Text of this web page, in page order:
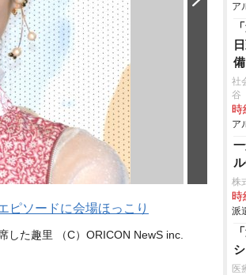
ソードに会場ほっこり
した趣里 （C）ORICON NewS inc.
ア
備
社
谷
時
ア
株
時
派
医